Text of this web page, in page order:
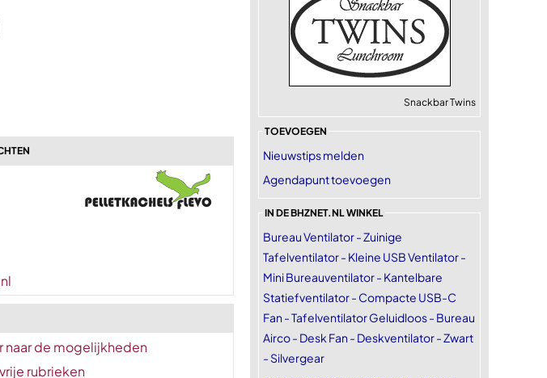
naar de mogelijkheden
rubrieken
Snackbar Twins
TOEVOEGEN
Nieuwstips melden
Agendapunt toevoegen
IN DE BHZNET.NL WINKEL
Bureau Ventilator - Zuinige
Tafelventilator - Kleine USB Ventilator -
Mini Bureauventilator - Kantelbare
Statiefventilator - Compacte USB-C
Fan - Tafelventilator Geluidloos - Bureau
Airco - Desk Fan - Deskventilator - Zwart
- Silvergear